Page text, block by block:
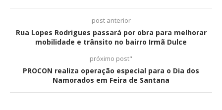
post anterior
Rua Lopes Rodrigues passará por obra para melhorar
mobilidade e trânsito no bairro Irmã Dulce
próximo post"
PROCON realiza operação especial para o Dia dos
Namorados em Feira de Santana